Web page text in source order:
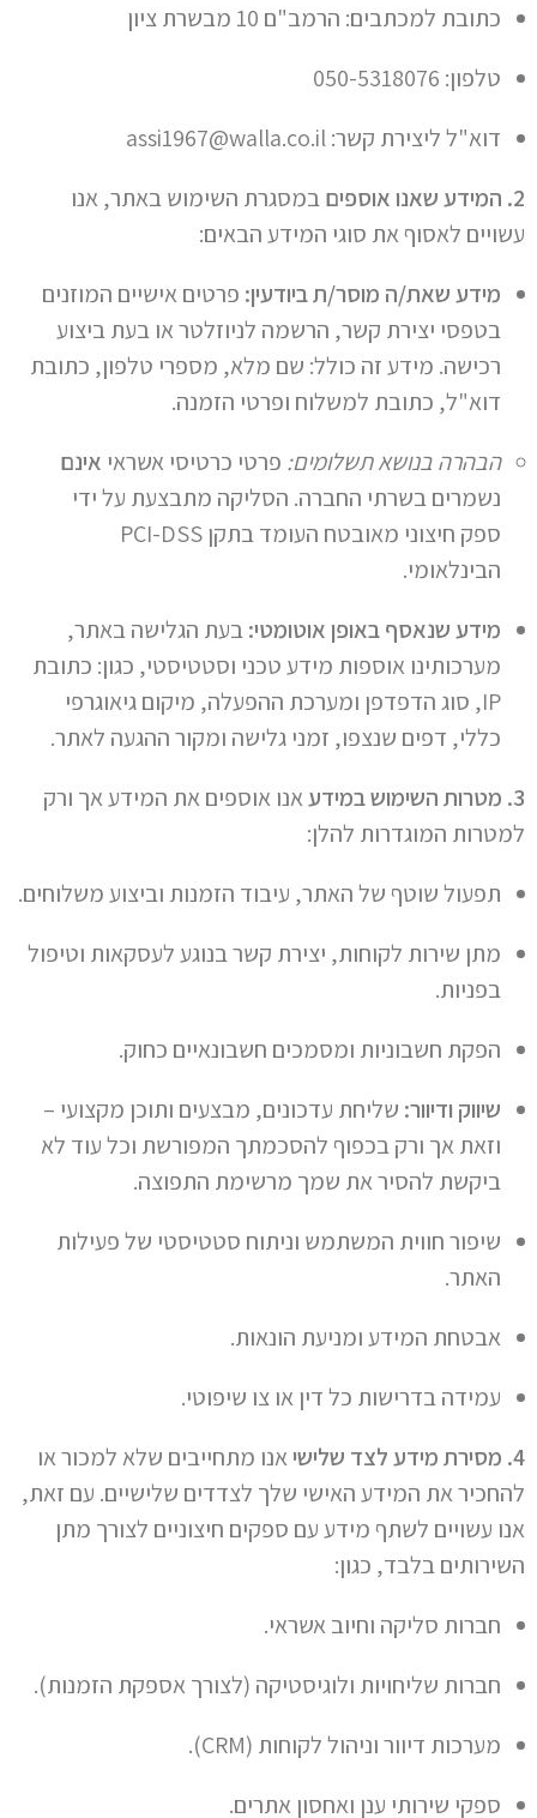
כתובת למכתבים: הרמב"ם 10 מבשרת ציון
טלפון: 050-5318076
דוא"ל ליצירת קשר:assi1967@walla.co.il
2. המידע שאנו אוספים
במסגרת השימוש באתר, אנו
עשויים לאסוף את סוגי המידע הבאים:
מידע שאת/ה מוסר/ת ביודעין: פרטים אישיים המוזנים
בטפסי יצירת קשר, הרשמה לניוזלטר או בעת ביצוע
רכישה. מידע זה כולל: שם מלא, מספרי טלפון, כתובת
דוא"ל, כתובת למשלוח ופרטי הזמנה.
הבהרה בנושא תשלומים: פרטי כרטיסי אשראי אינם
נשמרים בשרתי החברה. הסליקה מתבצעת על ידי
ספק חיצוני מאובטח העומד בתקן PCI-DSS
הבינלאומי.
מידע שנאסף באופן אוטומטי:בעת הגלישה באתר,
מערכותינו אוספות מידע טכני וסטטיסטי, כגון: כתובת
IP, סוג הדפדפן ומערכת ההפעלה, מיקום גיאוגרפי
כללי, דפים שנצפו, זמני גלישה ומקור ההגעה לאתר.
3. מטרות השימוש במידע
אנו אוספים את המידע אך ורק
למטרות המוגדרות להלן:
תפעול שוטף של האתר, עיבוד הזמנות וביצוע משלוחים.
מתן שירות לקוחות, יצירת קשר בנוגע לעסקאות וטיפול
בפניות.
הפקת חשבוניות ומסמכים חשבונאיים כחוק.
שיווק ודיוור: שליחת עדכונים, מבצעים ותוכן מקצועי –
וזאת אך ורק בכפוף להסכמתך המפורשת וכל עוד לא
ביקשת להסיר את שמך מרשימת התפוצה.
שיפור חווית המשתמש וניתוח סטטיסטי של פעילות
האתר.
אבטחת המידע ומניעת הונאות.
עמידה בדרישות כל דין או צו שיפוטי.
4. מסירת מידע לצד שלישי
אנו מתחייבים שלא למכור או
להחכיר את המידע האישי שלך לצדדים שלישיים. עם זאת,
אנו עשויים לשתף מידע עם ספקים חיצוניים לצורך מתן
השירותים בלבד, כגון:
חברות סליקה וחיוב אשראי.
חברות שליחויות ולוגיסטיקה (לצורך אספקת הזמנות).
מערכות דיוור וניהול לקוחות (CRM).
ספקי שירותי ענן ואחסון אתרים.